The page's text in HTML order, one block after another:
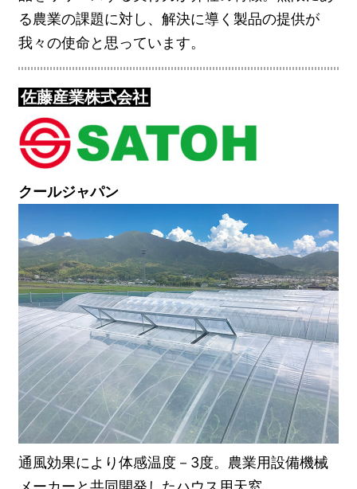
る農業の課題に対し、解決に導く製品の提供が
我々の使命と思っています。
佐藤産業株式会社
クールジャパン
通風効果により体感温度－3度。農業用設備機械